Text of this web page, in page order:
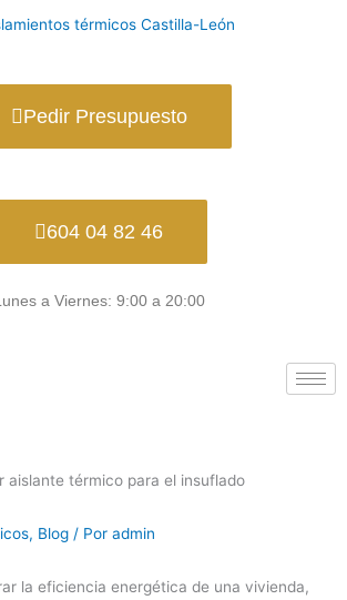
Pedir Presupuesto
604 04 82 46
a Viernes: 9:00 a 20:00
, Blog / Por admin
la eficiencia energética de una vivienda,